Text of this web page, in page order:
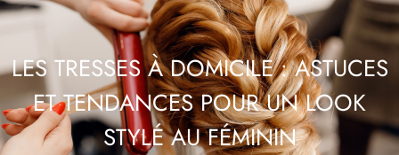
LES TRESSES À DOMICILE : ASTUCES
ET TENDANCES POUR UN LOOK
STYLÉ AU FÉMININ